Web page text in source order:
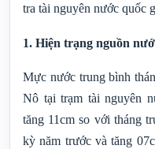
tra tài nguyên nước quốc
1. Hiện trạng nguồn
Mực nước trung bình
Nô tại trạm tài nguyên
tăng 11cm so với tháng
kỳ năm trước và tăng